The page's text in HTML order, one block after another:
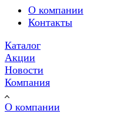
О компании
Контакты
Каталог
Акции
Новости
Компания
О компании